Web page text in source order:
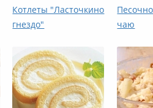
Котлеты "Ласточкино
гнездо"
чаю